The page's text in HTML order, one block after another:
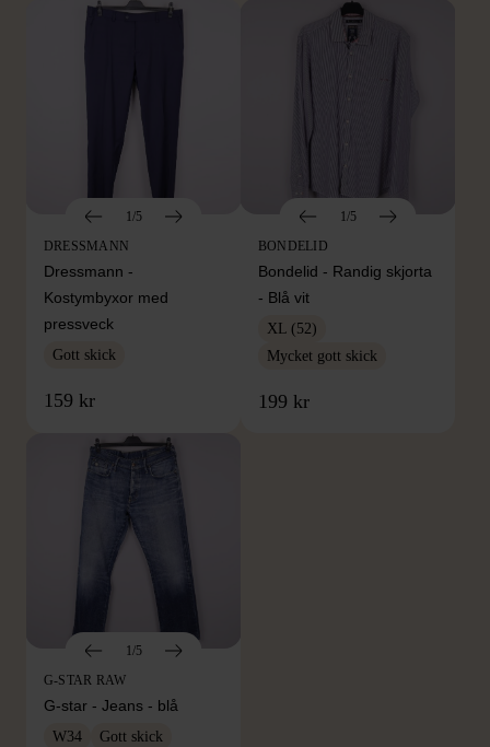
1/5
DRESSMANN
Dressmann -
Kostymbyxor med
pressveck
Gott skick
159 kr
1/5
BONDELID
Bondelid - Randig skjorta
- Blå vit
XL (52)
Mycket gott skick
199 kr
1/5
G-STAR RAW
G-star - Jeans - blå
W34 Gott skick